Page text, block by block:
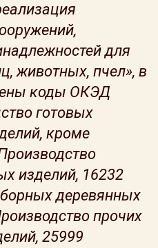
для
животных, пчел», в
коды ОКЭД
готовых
кроме
изделий, 16232
деревянных
прочих
25999